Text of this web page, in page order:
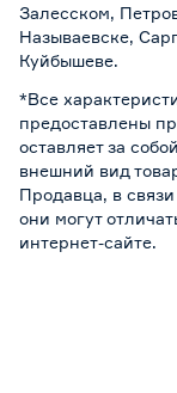
Залесском,
Называевске,
Куйбышеве.
*Все
предоставлены
оставляет за
внешний вид
Продавца, в
они могут
интернет-сайте.